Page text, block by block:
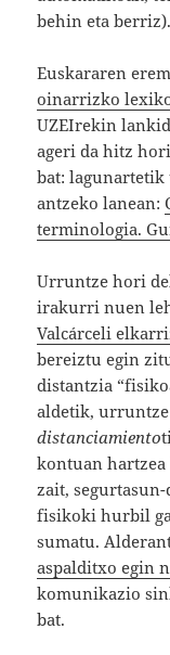
behin eta berriz).
Euskararen
oinarrizko
UZEIrekin
ageri da hitz
bat:
antzeko lanean:
terminologia.
Urruntze hori
irakurri nuen
Valcárceli
bereiztu egin
distantzia
aldetik,
distanciamiento
kontuan
zait,
fisikoki hurbil
sumatu.
aspalditxo egin
komunikazio
bat.